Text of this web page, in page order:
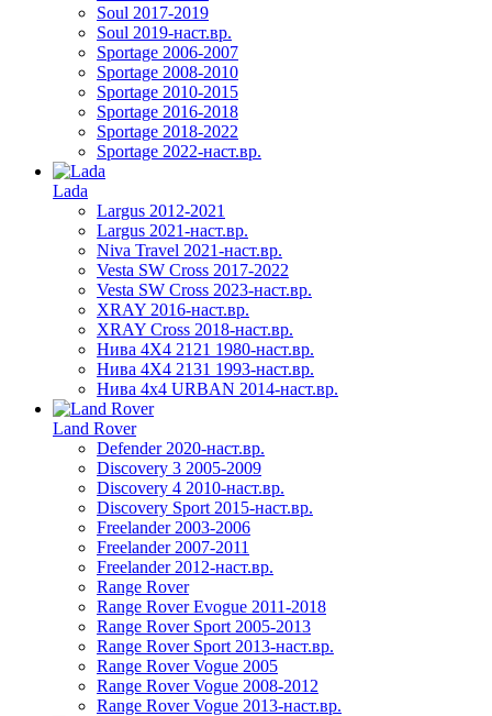
Soul 2017-2019
Soul 2019-наст.вр.
Sportage 2006-2007
Sportage 2008-2010
Sportage 2010-2015
Sportage 2016-2018
Sportage 2018-2022
Sportage 2022-наст.вр.
Lada
Largus 2012-2021
Largus 2021-наст.вр.
Niva Travel 2021-наст.вр.
Vesta SW Cross 2017-2022
Vesta SW Cross 2023-наст.вр.
XRAY 2016-наст.вр.
XRAY Cross 2018-наст.вр.
Нива 4X4 2121 1980-наст.вр.
Нива 4X4 2131 1993-наст.вр.
Нива 4х4 URBAN 2014-наст.вр.
Land Rover
Defender 2020-наст.вр.
Discovery 3 2005-2009
Discovery 4 2010-наст.вр.
Discovery Sport 2015-наст.вр.
Freelander 2003-2006
Freelander 2007-2011
Freelander 2012-наст.вр.
Range Rover
Range Rover Evogue 2011-2018
Range Rover Sport 2005-2013
Range Rover Sport 2013-наст.вр.
Range Rover Vogue 2005
Range Rover Vogue 2008-2012
Range Rover Vogue 2013-наст.вр.